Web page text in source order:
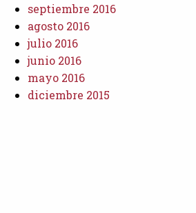
septiembre 2016
agosto 2016
julio 2016
junio 2016
mayo 2016
diciembre 2015